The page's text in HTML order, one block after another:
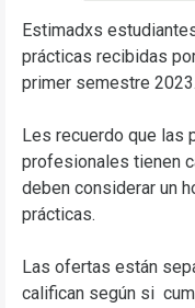
Estimadxs
prácticas recibidas
primer semestre 2023.
Les recuerdo que las
profesionales tienen
deben considerar un
prácticas.
Las ofertas están
califican según si